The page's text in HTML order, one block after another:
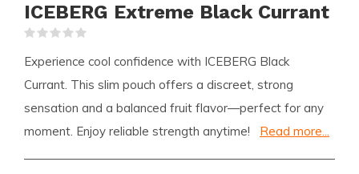
ICEBERG Extreme Black Currant
Experience cool confidence with ICEBERG Black
Currant. This slim pouch offers a discreet, strong
sensation and a balanced fruit flavor—perfect for any
moment. Enjoy reliable strength anytime!
Read more...